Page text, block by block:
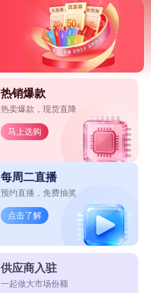
热销爆款
热卖爆款，现货直降
马上选购
每周二直播
预约直播，免费抽奖
点击了解
供应商入驻
一起做大市场份额